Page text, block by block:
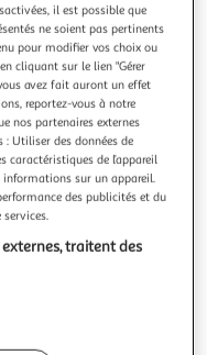
recto-verso : Oui
développée : 90.5
Ajouter au panier
il est possible que
ne soient pas pertinents
pour modifier vos choix ou
cliquant sur le lien "Gérer
avez fait auront un effet
reportez-vous à notre
nos partenaires externes
Utiliser des données de
de l’appareil
sur un appareil.
des publicités et du
traitent des